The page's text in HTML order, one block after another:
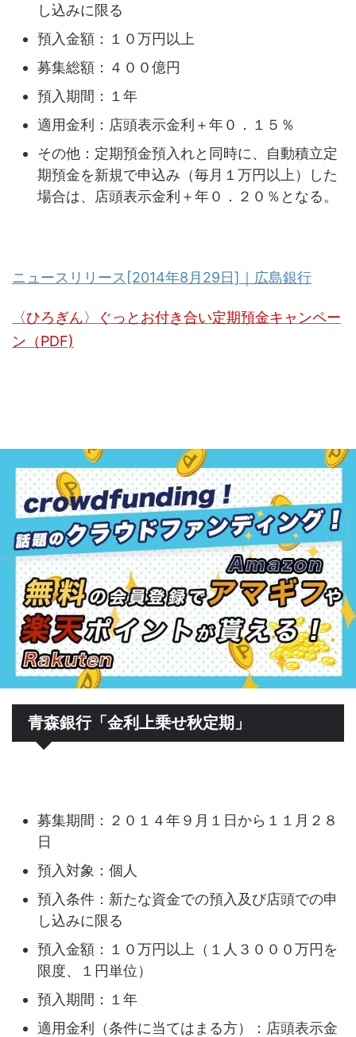
し込みに限る
預入金額：１０万円以上
募集総額：４００億円
預入期間：１年
適用金利：店頭表示金利＋年０．１５％
その他：定期預金預入れと同時に、自動積立定
期預金を新規で申込み（毎月１万円以上）した
場合は、店頭表示金利＋年０．２０％となる。
ニュースリリース[2014年8月29日]｜広島銀行
〈ひろぎん〉ぐっとお付き合い定期預金キャンペー
ン（PDF)
青森銀行「金利上乗せ秋定期」
募集期間：２０１４年９月１日から１１月２８
日
預入対象：個人
預入条件：新たな資金での預入及び店頭での申
し込みに限る
預入金額：１０万円以上（１人３０００万円を
限度、１円単位）
預入期間：１年
適用金利（条件に当てはまる方）：店頭表示金